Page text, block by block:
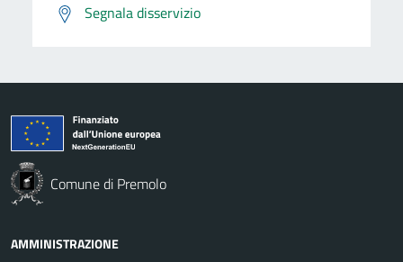
Segnala disservizio
Comune di Premolo
AMMINISTRAZIONE